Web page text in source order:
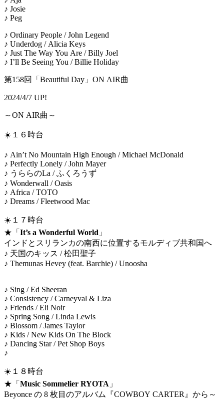
♪ Josie
♪ Peg
♪ Ordinary People / John Legend
♪ Underdog / Alicia Keys
♪ Just The Way You Are / Billy Joel
♪ I’ll Be Seeing You / Billie Holiday
第158回「Beautiful Day」ON AIR曲
2024/4/7 UP!
～ON AIR曲～
☀️１６時台
♪ Ain’t No Mountain High Enough / Michael McDonald
♪ Perfectly Lonely / John Mayer
♪ うららのLa / ふくろうず
♪ Wonderwall / Oasis
♪ Africa / TOTO
♪ Dreams / Fleetwood Mac
☀️１７時台
★「 It’s a Wonderful World 」
インドとスリランカの南⻄に位置するモルディブ共和国へ
♪ 天国のキッス / 松田聖子
♪ Themunas Hevey (feat. Barchie) / Unoosha
♪ Sing / Ed Sheeran
♪ Consistency / Carneyval & Liza
♪ Friends / Eli Noir
♪ Spring Song / Linda Lewis
♪ Blossom / James Taylor
♪ Kids / New Kids On The Block
♪ Dancing Star / Pet Shop Boys
♪
☀️１８時台
★「 Music Sommelier RYOTA 」
Beyonce の 8 枚目のアルバム『COWBOY CARTER』から～